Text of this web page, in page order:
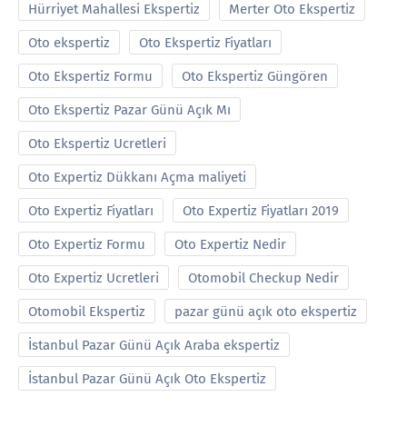
Hürriyet Mahallesi Ekspertiz Merter Oto Ekspertiz
Oto ekspertiz Oto Ekspertiz Fiyatları
Oto Ekspertiz Formu Oto Ekspertiz Güngören
Oto Ekspertiz Pazar Günü Açık Mı
Oto Ekspertiz Ucretleri
Oto Expertiz Dükkanı Açma maliyeti
Oto Expertiz Fiyatları Oto Expertiz Fiyatları 2019
Oto Expertiz Formu Oto Expertiz Nedir
Oto Expertiz Ucretleri Otomobil Checkup Nedir
Otomobil Ekspertiz pazar günü açık oto ekspertiz
İstanbul Pazar Günü Açık Araba ekspertiz
İstanbul Pazar Günü Açık Oto Ekspertiz